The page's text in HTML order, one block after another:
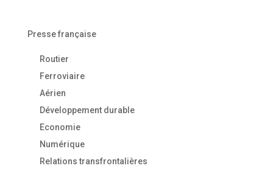
Presse française
Routier
Ferroviaire
Aérien
Développement durable
Economie
Numérique
Relations transfrontalières